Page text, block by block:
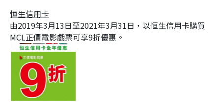
恒生信用卡
由2019年3月13日至2021年3月31日，以恒生信用卡購買
MCL正價電影戲票可享9折優惠。